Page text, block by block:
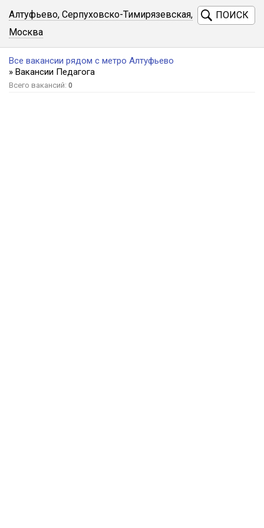
Алтуфьево, Серпуховско-Тимирязевская,
Москва
ПОИСК
Все вакансии рядом с метро Алтуфьево
» Вакансии Педагога
Всего вакансий: 0